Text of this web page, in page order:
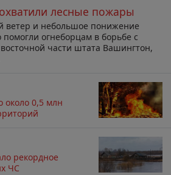
лесные пожары
ветер и небольшое понижение
огнеборцам в борьбе с
части штата Вашингтон,
около 0,5 млн
рекордное
ЧС